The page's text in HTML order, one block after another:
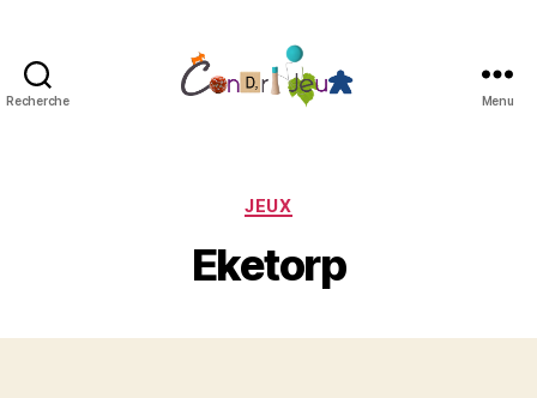
Recherche Menu
Catégories
JEUX
Eketorp